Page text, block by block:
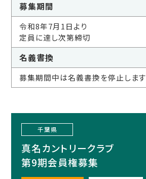
募集期間
令和8年7月1日より
定員に達し次第締切
名義書換
募集期間中は名義書換を停止します
千葉県
真名カントリークラブ
第9期会員権募集